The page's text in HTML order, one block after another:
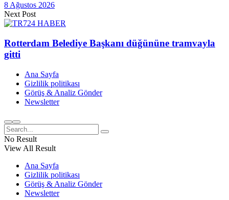
8 Ağustos 2026
Next Post
Rotterdam Belediye Başkanı düğününe tramvayla
gitti
Ana Sayfa
Gizlilik politikası
Görüş & Analiz Gönder
Newsletter
No Result
View All Result
Ana Sayfa
Gizlilik politikası
Görüş & Analiz Gönder
Newsletter